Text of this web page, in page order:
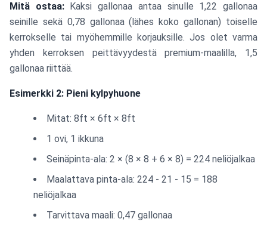
Mitä ostaa:Kaksi gallonaa antaa sinulle 1,22 gallonaa
seinille sekä 0,78 gallonaa (lähes koko gallonan) toiselle
kerrokselle tai myöhemmille korjauksille. Jos olet varma
yhden kerroksen peittävyydestä premium-maalilla, 1,5
gallonaa riittää.
Esimerkki 2: Pieni kylpyhuone
Mitat: 8ft × 6ft × 8ft
1 ovi, 1 ikkuna
Seinäpinta-ala: 2 × (8 × 8 + 6 × 8) = 224 neliöjalkaa
Maalattava pinta-ala: 224 - 21 - 15 = 188
neliöjalkaa
Tarvittava maali: 0,47 gallonaa